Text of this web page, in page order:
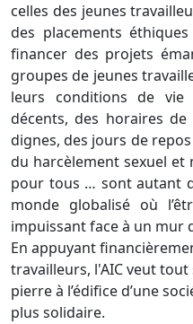
celles des jeunes
des placements
financer des projets
groupes de jeunes
leurs conditions de
décents, des horaires
dignes, des jours de
du harcèlement sexuel
pour tous … sont autant
monde globalisé où
impuissant face à un mur
En appuyant
travailleurs, l'AIC veut
pierre à l’édifice d’une
plus solidaire.